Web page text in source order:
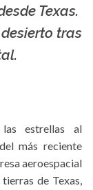
Texas.
tras
estrellas al
más reciente
aeroespacial
de Texas,